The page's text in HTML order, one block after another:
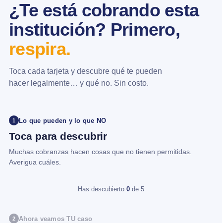
¿Te está cobrando esta
institución? Primero,
respira.
Toca cada tarjeta y descubre qué te pueden
hacer legalmente… y qué no. Sin costo.
1 Lo que pueden y lo que NO
Toca para descubrir
Muchas cobranzas hacen cosas que no tienen permitidas.
Averigua cuáles.
Has descubierto 0 de 5
2 Ahora veamos TU caso